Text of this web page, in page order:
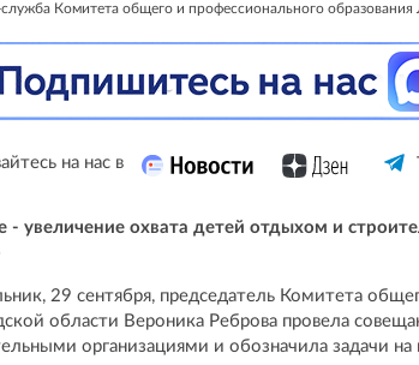
Комитета общего и профессионального образования
на нас в
- увеличение охвата детей отдыхом и
29 сентября, председатель Комитета
области Вероника Реброва провела
организациями и обозначила задачи